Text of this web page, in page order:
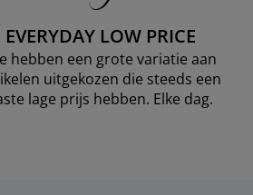
EVERYDAY LOW PRICE
hebben een grote variatie aan
uitgekozen die steeds een
lage prijs hebben. Elke dag.